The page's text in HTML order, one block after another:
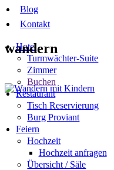
Blog
Kontakt
Hotel
Turmwächter-Suite
Zimmer
Buchen
Restaurant
Tisch Reservierung
Burg Proviant
Feiern
Hochzeit
Hochzeit anfragen
Übersicht / Säle
wandern